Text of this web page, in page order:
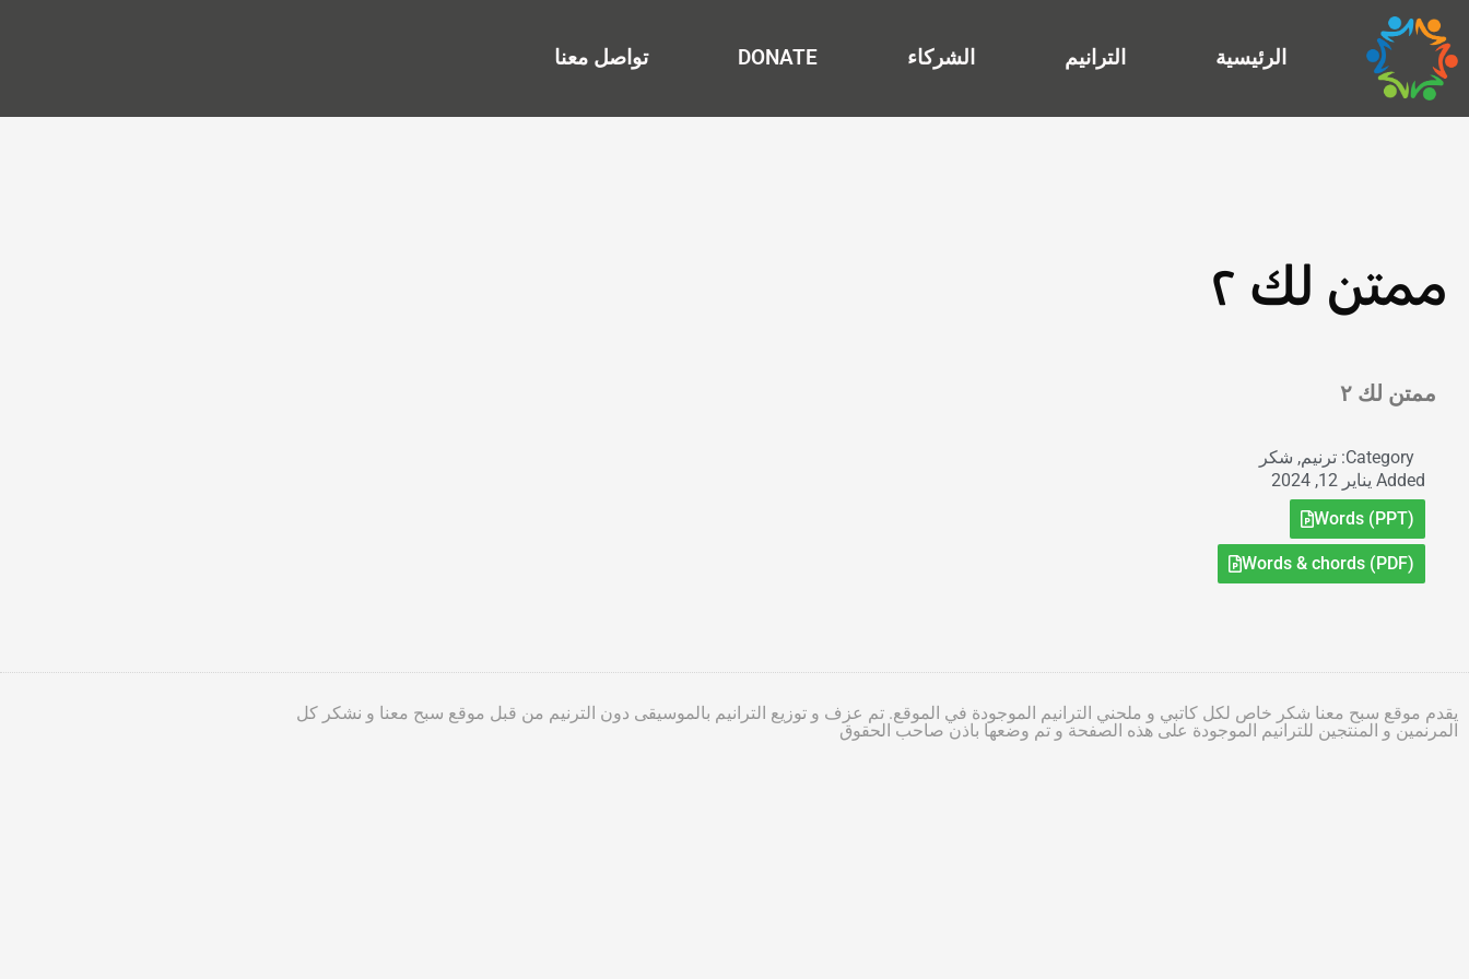
إلى
المحتوى
الرئيسية الترانيم الشركاء DONATE تواصل معنا
ممتن لك ٢
ممتن لك ٢
Category: ترنيم, شكر
Added يناير 12, 2024
Words (PPT)
Words & chords (PDF)
يقدم موقع سبح معنا شكر خاص لكل كاتبي و ملحني الترانيم الموجودة في الموقع. تم عزف و توزيع الترانيم بالموسيقى دون الترنيم من قبل موقع سبح معنا و نشكر كل
المرنمين و المنتجين للترانيم الموجودة على هذه الصفحة و تم وضعها باذن صاحب الحقوق